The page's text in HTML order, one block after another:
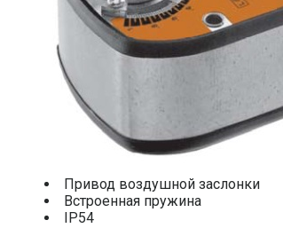
Привод воздушной заслонки
Встроенная пружина
IP54